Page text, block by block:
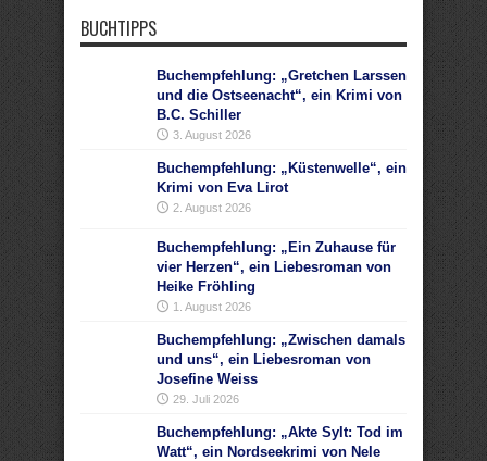
BUCHTIPPS
Buchempfehlung: „Gretchen Larssen
und die Ostseenacht“, ein Krimi von
B.C. Schiller
3. August 2026
Buchempfehlung: „Küstenwelle“, ein
Krimi von Eva Lirot
2. August 2026
Buchempfehlung: „Ein Zuhause für
vier Herzen“, ein Liebesroman von
Heike Fröhling
1. August 2026
Buchempfehlung: „Zwischen damals
und uns“, ein Liebesroman von
Josefine Weiss
29. Juli 2026
Buchempfehlung: „Akte Sylt: Tod im
Watt“, ein Nordseekrimi von Nele